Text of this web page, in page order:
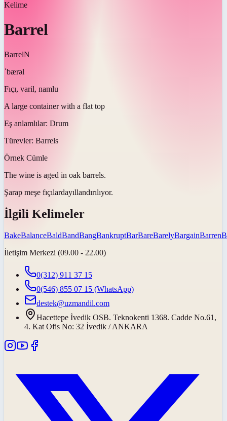
Kelime
Barrel
BarrelN
ˈbærəl
Fıçı, varil, namlu
A large container with a flat top
Eş anlamlılar: Drum
Türevler: Barrels
Örnek Cümle
The wine is aged in oak barrels.
Şarap meşe fıçılardayıllandırılıyor.
İlgili Kelimeler
BakeBalanceBaldBandBangBankruptBarBareBarelyBargainBarren
İletişim Merkezi (09.00 - 22.00)
0(312) 911 37 15
0(546) 855 07 15 (WhatsApp)
destek@uzmandil.com
Hacettepe İvedik OSB. Teknokenti 1368. Cadde No.61,
4. Kat Ofis No: 32 İvedik / ANKARA